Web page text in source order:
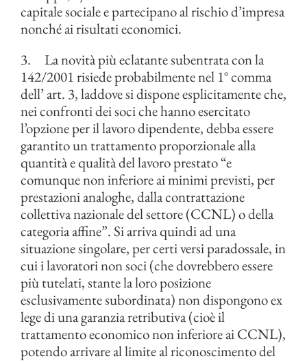
capitale sociale e partecipano al rischio d’impresa
nonché ai risultati economici.
3. La novità più eclatante subentrata con la
142/2001 risiede probabilmente nel 1° comma
dell’ art. 3, laddove si dispone esplicitamente che,
nei confronti dei soci che hanno esercitato
l’opzione per il lavoro dipendente, debba essere
garantito un trattamento proporzionale alla
quantità e qualità del lavoro prestato “e
comunque non inferiore ai minimi previsti, per
prestazioni analoghe, dalla contrattazione
collettiva nazionale del settore (CCNL) o della
categoria affine”. Si arriva quindi ad una
situazione singolare, per certi versi paradossale, in
cui i lavoratori non soci (che dovrebbero essere
più tutelati, stante la loro posizione
esclusivamente subordinata) non dispongono ex
lege di una garanzia retributiva (cioè il
trattamento economico non inferiore ai CCNL),
potendo arrivare al limite al riconoscimento del